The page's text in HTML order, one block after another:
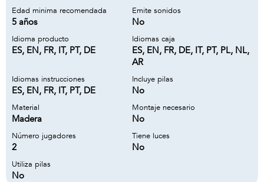
Edad minima recomendada
5 años
Emite sonidos
No
Idioma producto
ES, EN, FR, IT, PT, DE
Idiomas caja
ES, EN, FR, DE, IT, PT, PL, NL,
AR
Idiomas instrucciones
ES, EN, FR, IT, PT, DE
Incluye pilas
No
Material
Madera
Montaje necesario
No
Número jugadores
2
Tiene luces
No
Utiliza pilas
No